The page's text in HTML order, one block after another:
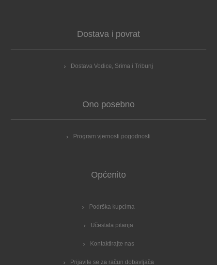
Dostava i povrat
Dostava Vodice, Srima i Tribunj
Ono posebno
Program vjernosti pogodnosti
Općenito
Podrška kupcima
Učestala pitanja
Kontaktirajte nas
Prijavite se za račun dobavljača